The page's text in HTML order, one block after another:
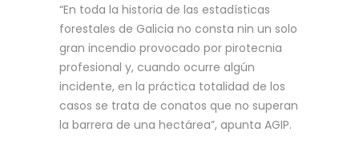
“En toda la historia de las estadísticas
forestales de Galicia no consta nin un solo
gran incendio provocado por pirotecnia
profesional y, cuando ocurre algún
incidente, en la práctica totalidad de los
casos se trata de conatos que no superan
la barrera de una hectárea”, apunta AGIP.